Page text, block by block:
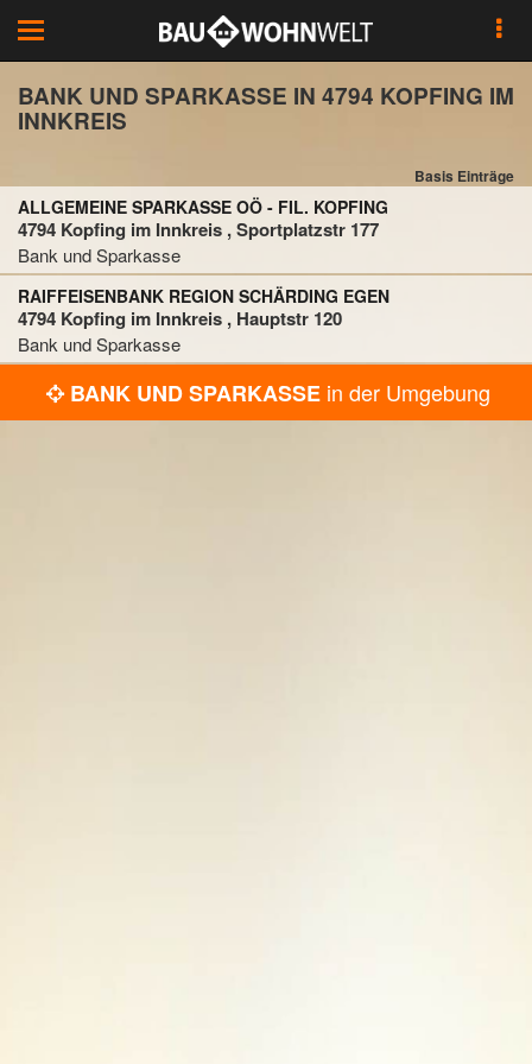
Toggle
navigation
BANK UND SPARKASSE IN 4794 KOPFING IM
INNKREIS
Basis Einträge
ALLGEMEINE SPARKASSE OÖ - FIL. KOPFING
4794 Kopfing im Innkreis , Sportplatzstr 177
Bank und Sparkasse
RAIFFEISENBANK REGION SCHÄRDING EGEN
4794 Kopfing im Innkreis , Hauptstr 120
Bank und Sparkasse
BANK UND SPARKASSE in der Umgebung